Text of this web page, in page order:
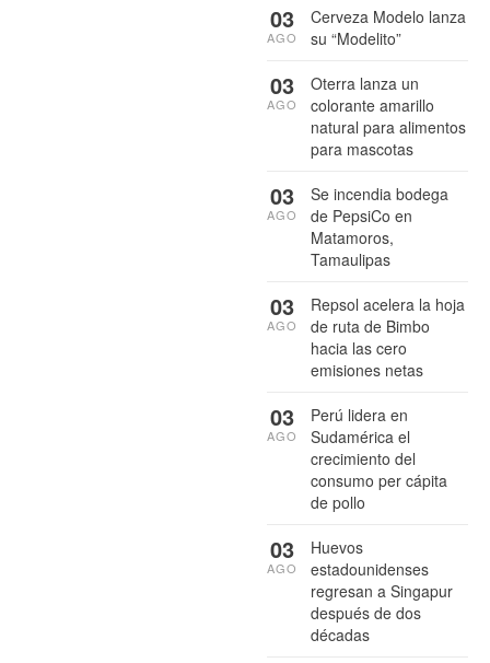
Cerveza Modelo lanza
su “Modelito”
03
AGO
Oterra lanza un
colorante amarillo
natural para alimentos
para mascotas
03
AGO
Se incendia bodega
de PepsiCo en
Matamoros,
Tamaulipas
03
AGO
Repsol acelera la hoja
de ruta de Bimbo
hacia las cero
emisiones netas
03
AGO
Perú lidera en
Sudamérica el
crecimiento del
consumo per cápita
de pollo
03
AGO
Huevos
estadounidenses
regresan a Singapur
después de dos
décadas
03
AGO